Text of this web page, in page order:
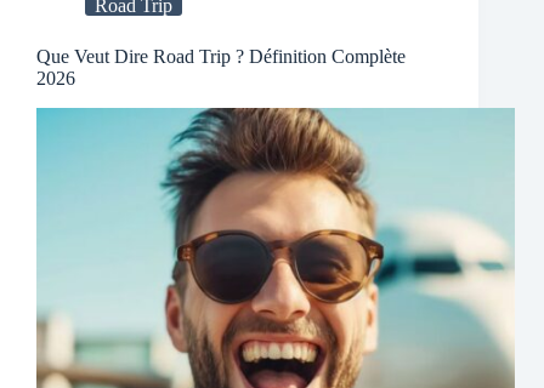
Road Trip
Que Veut Dire Road Trip ? Définition Complète
2026